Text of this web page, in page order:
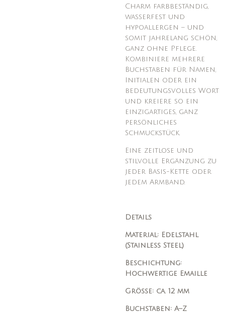
Charm farbbeständig,
wasserfest und
hypoallergen – und
somit jahrelang schön,
ganz ohne Pflege.
Kombiniere mehrere
Buchstaben für Namen,
Initialen oder ein
bedeutungsvolles Wort
und kreiere so ein
einzigartiges, ganz
persönliches
Schmuckstück.
Eine zeitlose und
stilvolle Ergänzung zu
jeder Basis-Kette oder
jedem Armband.
Details
Material: Edelstahl
(Stainless Steel)
Beschichtung:
Hochwertige Emaille
Größe: ca. 12 mm
Buchstaben: A–Z